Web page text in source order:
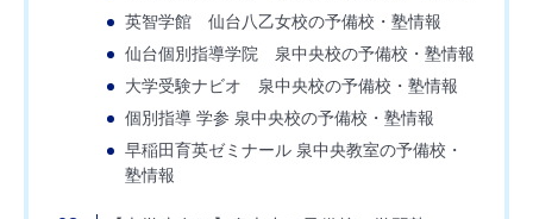
英智学館 仙台八乙女校の予備校・塾情報
仙台個別指導学院 泉中央校の予備校・塾情報
大学受験ナビオ 泉中央校の予備校・塾情報
個別指導 学参 泉中央校の予備校・塾情報
早稲田育英ゼミナール 泉中央教室の予備校・
塾情報